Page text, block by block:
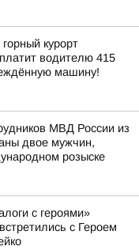
курорт
водителю 415
машину!
МВД России из
двое мужчин,
розыске
с героями»
с Героем